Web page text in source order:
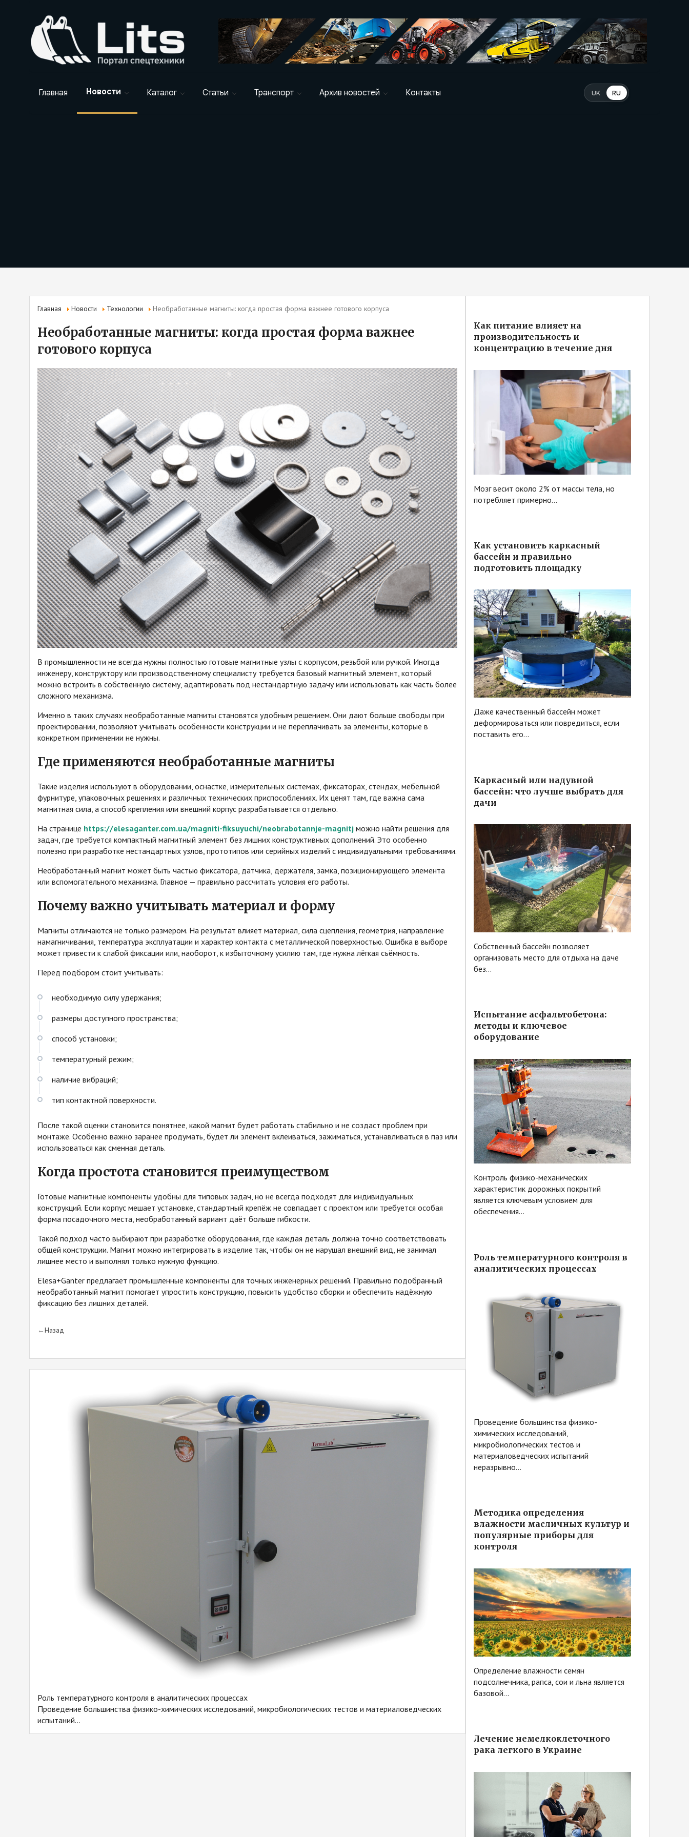
Главная Новости Каталог Статьи Транспорт Архив новостей Контакты UK RU
Главная Новости Технологии Необработанные магниты: когда простая форма важнее готового корпуса
Необработанные магниты: когда простая форма важнее
готового корпуса
В промышленности не всегда нужны полностью готовые магнитные узлы с корпусом, резьбой или ручкой. Иногда
инженеру, конструктору или производственному специалисту требуется базовый магнитный элемент, который
можно встроить в собственную систему, адаптировать под нестандартную задачу или использовать как часть более
сложного механизма.
Именно в таких случаях необработанные магниты становятся удобным решением. Они дают больше свободы при
проектировании, позволяют учитывать особенности конструкции и не переплачивать за элементы, которые в
конкретном применении не нужны.
Где применяются необработанные магниты
Такие изделия используют в оборудовании, оснастке, измерительных системах, фиксаторах, стендах, мебельной
фурнитуре, упаковочных решениях и различных технических приспособлениях. Их ценят там, где важна сама
магнитная сила, а способ крепления или внешний корпус разрабатывается отдельно.
На странице https://elesaganter.com.ua/magniti-fiksuyuchi/neobrabotannje-magnitj можно найти решения для
задач, где требуется компактный магнитный элемент без лишних конструктивных дополнений. Это особенно
полезно при разработке нестандартных узлов, прототипов или серийных изделий с индивидуальными требованиями.
Необработанный магнит может быть частью фиксатора, датчика, держателя, замка, позиционирующего элемента
или вспомогательного механизма. Главное — правильно рассчитать условия его работы.
Почему важно учитывать материал и форму
Магниты отличаются не только размером. На результат влияет материал, сила сцепления, геометрия, направление
намагничивания, температура эксплуатации и характер контакта с металлической поверхностью. Ошибка в выборе
может привести к слабой фиксации или, наоборот, к избыточному усилию там, где нужна лёгкая съёмность.
Перед подбором стоит учитывать:
необходимую силу удержания;
размеры доступного пространства;
способ установки;
температурный режим;
наличие вибраций;
тип контактной поверхности.
После такой оценки становится понятнее, какой магнит будет работать стабильно и не создаст проблем при
монтаже. Особенно важно заранее продумать, будет ли элемент вклеиваться, зажиматься, устанавливаться в паз или
использоваться как сменная деталь.
Когда простота становится преимуществом
Готовые магнитные компоненты удобны для типовых задач, но не всегда подходят для индивидуальных
конструкций. Если корпус мешает установке, стандартный крепёж не совпадает с проектом или требуется особая
форма посадочного места, необработанный вариант даёт больше гибкости.
Такой подход часто выбирают при разработке оборудования, где каждая деталь должна точно соответствовать
общей конструкции. Магнит можно интегрировать в изделие так, чтобы он не нарушал внешний вид, не занимал
лишнее место и выполнял только нужную функцию.
Elesa+Ganter предлагает промышленные компоненты для точных инженерных решений. Правильно подобранный
необработанный магнит помогает упростить конструкцию, повысить удобство сборки и обеспечить надёжную
фиксацию без лишних деталей.
Назад
Роль температурного контроля в аналитических процессах
Проведение большинства физико-химических исследований, микробиологических тестов и материаловедческих
испытаний...
Как питание влияет на
производительность и
концентрацию в течение дня
Мозг весит около 2% от массы тела, но
потребляет примерно...
Как установить каркасный
бассейн и правильно
подготовить площадку
Даже качественный бассейн может
деформироваться или повредиться, если
поставить его...
Каркасный или надувной
бассейн: что лучше выбрать для
дачи
Собственный бассейн позволяет
организовать место для отдыха на даче
без...
Испытание асфальтобетона:
методы и ключевое
оборудование
Контроль физико-механических
характеристик дорожных покрытий
является ключевым условием для
обеспечения...
Роль температурного контроля в
аналитических процессах
Проведение большинства физико-
химических исследований,
микробиологических тестов и
материаловедческих испытаний
неразрывно...
Методика определения
влажности масличных культур и
популярные приборы для
контроля
Определение влажности семян
подсолнечника, рапса, сои и льна является
базовой...
Лечение немелкоклеточного
рака легкого в Украине